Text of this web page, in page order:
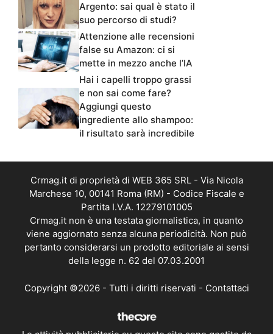
Argento: sai qual è stato il
suo percorso di studi?
Attenzione alle recensioni
false su Amazon: ci si
mette in mezzo anche l’IA
Hai i capelli troppo grassi
e non sai come fare?
Aggiungi questo
ingrediente allo shampoo:
il risultato sarà incredibile
Crmag.it di proprietà di WEB 365 SRL - Via Nicola
Marchese 10, 00141 Roma (RM) - Codice Fiscale e
Partita I.V.A. 12279101005
Crmag.it non è una testata giornalistica, in quanto
viene aggiornato senza alcuna periodicità. Non può
pertanto considerarsi un prodotto editoriale ai sensi
della legge n. 62 del 07.03.2001
Copyright ©2026 - Tutti i diritti riservati - Contattaci